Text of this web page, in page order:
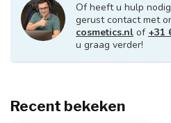
Of heeft u hulp
gerust contact met
cosmetics.nl of +31
u graag verder!
Recent bekeken